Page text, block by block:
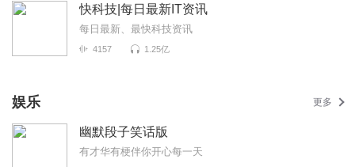
快科技|每日最新IT资讯
每日最新、最快科技资讯
4157 1.25亿
娱乐 更多
幽默段子笑话版
有才华有梗伴你开心每一天